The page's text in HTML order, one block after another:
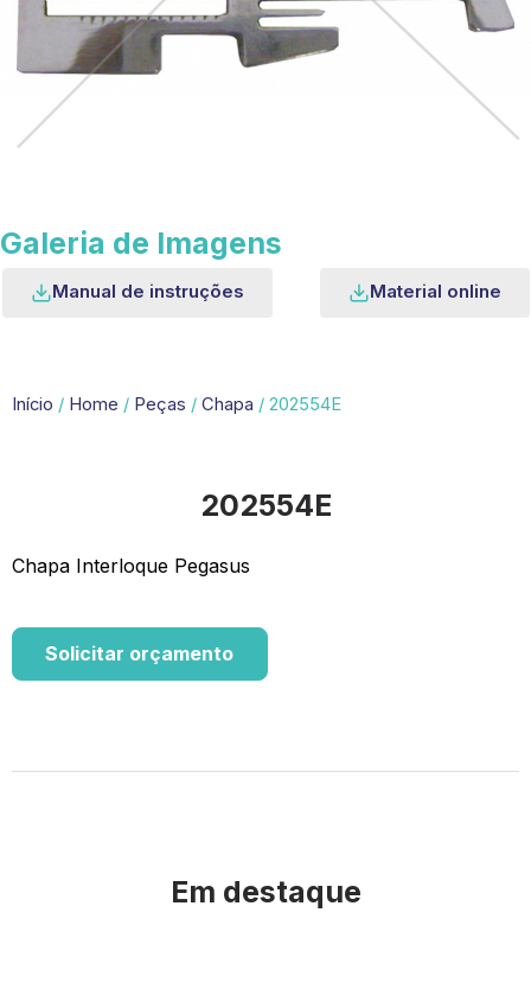
Galeria de Imagens
Manual de instruções Material online
Início / Home / Peças / Chapa / 202554E
202554E
Chapa Interloque Pegasus
Solicitar orçamento
Em destaque